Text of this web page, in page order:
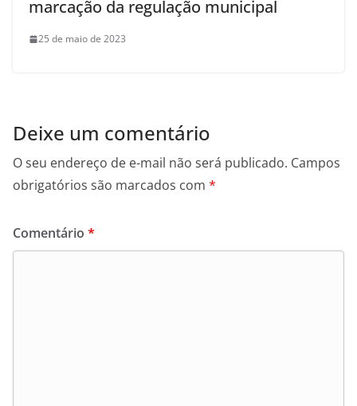
marcação da regulação municipal
25 de maio de 2023
Deixe um comentário
O seu endereço de e-mail não será publicado. Campos
obrigatórios são marcados com *
Comentário *